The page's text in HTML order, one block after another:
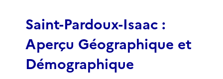
Saint-Pardoux-Isaac :
Aperçu Géographique et
Démographique